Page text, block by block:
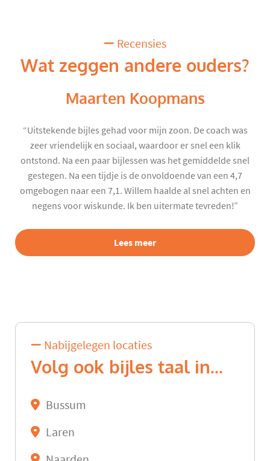
Recensies
Wat zeggen andere ouders?
Maarten Koopmans
“Uitstekende bijles gehad voor mijn zoon. De coach was
zeer vriendelijk en sociaal, waardoor er snel een klik
ontstond. Na een paar bijlessen was het gemiddelde snel
gestegen. Na een tijdje is de onvoldoende van een 4,7
omgebogen naar een 7,1. Willem haalde al snel achten en
negens voor wiskunde. Ik ben uitermate tevreden!”
Lees meer
Nabijgelegen locaties
Volg ook bijles taal in...
Bussum
Laren